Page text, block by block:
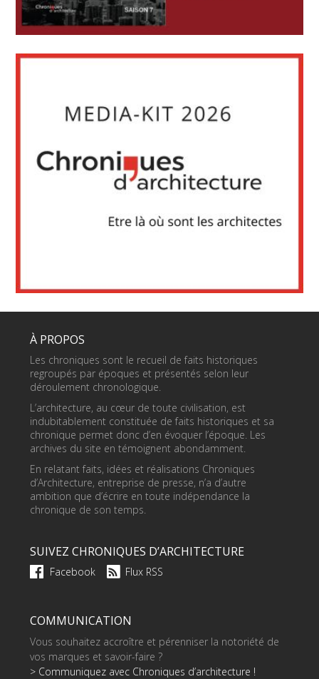
À PROPOS
Les chroniques sont le recueil de faits historiques
regroupés par époques et présentés selon leur
déroulement chronologique.
L’architecture, au cœur de toute civilisation, est
indubitablement constituée de faits historiques et sa
chronique permet donc d’en évoquer l’époque. Les
archives du site en témoignent abondamment.
En relatant faits, idées et réalisations Chroniques
d’Architecture, entreprise de presse, n’a d’autre
ambition que d’écrire en toute indépendance la
chronique de son temps.
SUIVEZ CHRONIQUES D’ARCHITECTURE
Facebook Flux RSS
COMMUNICATION
Vous souhaitez accroître et pérenniser la notoriété de
vos marques et savoir-faire ?
> Communiquez avec Chroniques d’architecture !